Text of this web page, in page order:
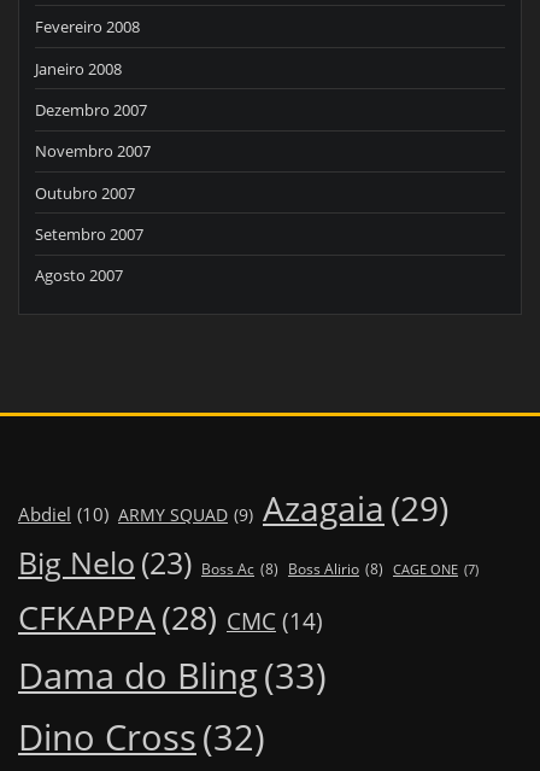
Fevereiro 2008
Janeiro 2008
Dezembro 2007
Novembro 2007
Outubro 2007
Setembro 2007
Agosto 2007
Abdiel (10) ARMY SQUAD (9) Azagaia (29)
Big Nelo (23) Boss Ac (8) Boss Alirio (8) CAGE ONE (7)
CFKAPPA(28) CMC (14)
Dama do Bling(33)
Dino Cross(32)